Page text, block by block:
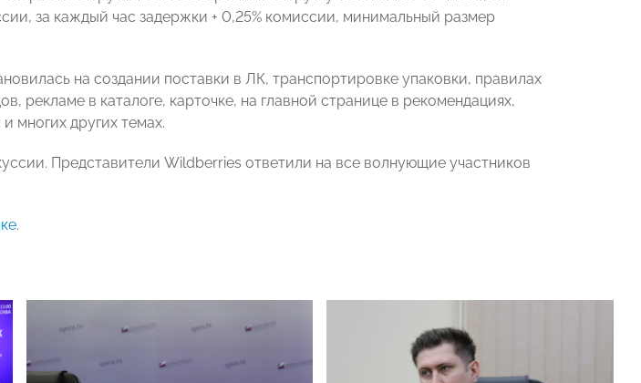
за каждый час задержки + 0,25% комиссии, минимальный размер
на создании поставки в ЛК, транспортировке упаковки, правилах
рекламе в каталоге, карточке, на главной странице в рекомендациях,
многих других темах.
Представители Wildberries ответили на все волнующие участников
.